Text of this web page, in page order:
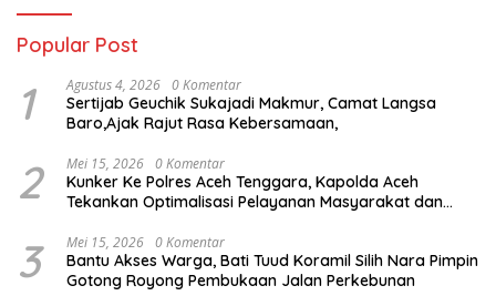
Popular Post
1 Agustus 4, 2026 0 Komentar
Sertijab Geuchik Sukajadi Makmur, Camat Langsa
Baro,Ajak Rajut Rasa Kebersamaan,
2 Mei 15, 2026 0 Komentar
Kunker Ke Polres Aceh Tenggara, Kapolda Aceh
Tekankan Optimalisasi Pelayanan Masyarakat dan
3 Mei 15, 2026 0 Komentar
Bantu Akses Warga, Bati Tuud Koramil Silih Nara Pimpin
Gotong Royong Pembukaan Jalan Perkebunan